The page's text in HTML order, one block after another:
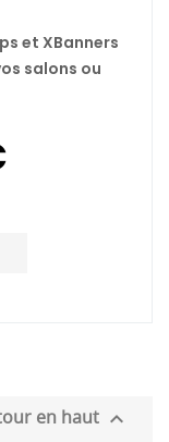
et XBanners
salons ou
en haut 